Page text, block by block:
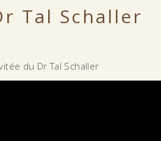
Tal Schaller
du Dr Tal Schaller